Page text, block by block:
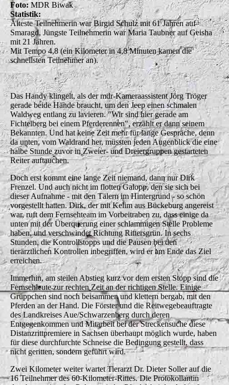
Foto: MDR Biwak
Statistik:
Älteste Teilnehmerin war Birgid Schulz mit 61 Jahren auf
Smaragd, Jüngste Teilnehmerin war Maria Taubner auf Geisha
mit 21 Jahren.
Mit Tempo 4,8 (ein Kilometer in 4,8 Minuten kamen die
schnellsten Teilnehmer an).
Das Handy klingelt, als der mdr-Kameraassistent Jörg Tröger
gerade beide Hände braucht, um den Jeep einen schmalen
Waldweg entlang zu lavieren. "Wir sind hier gerade am
Fichtelberg bei einem Pferderennen", erzählt er dann seinem
Bekannten. Und hat keine Zeit mehr für lange Gespräche, denn
da unten, vom Waldrand her, müssten jeden Augenblick die eine
halbe Stunde zuvor in Zweier- und Dreiergruppen gestarteten
Reiter auftauchen.
Doch erst kommt eine lange Zeit niemand, dann nur Dirk
Frenzel. Und auch nicht im flotten Galopp, den sie sich bei
dieser Aufnahme - mit den Tälern im Hintergrund - so schön
vorgestellt hatten. Dirk, der mit Kelim aus Bückeburg angereist
war, ruft dem Fernsehteam im Vorbeitraben zu, dass einige da
unten mit der Überquerung einer schlammigen Stelle Probleme
haben, und verschwindet Richtung Rittersgrün. In sechs
Stunden, die Kontrollstopps und die Pausen bei den
tierärztlichen Kontrollen inbegriffen, wird er am Ende das Ziel
erreichen.
Immerhin, am steilen Abstieg kurz vor dem ersten Stopp sind die
Fernsehleute zur rechten Zeit an der richtigen Stelle. Einige
Grüppchen sind noch beisammen und klettern bergab, mit den
Pferden an der Hand. Die Förster und die Reitwegebeauftragte
des Landkreises Aue/Schwarzenberg durch deren
Entgegenkommen und Mitarbeit bei der Streckensuche diese
Distanzrittpremiere in Sachsen überhaupt möglich wurde, haben
für diese durchfurchte Schneise die Bedingung gestellt, dass
nicht geritten, sondern geführt wird.
Zwei Kilometer weiter wartet Tierarzt Dr. Dieter Soller auf die
16 Teilnehmer des 60-Kilometer-Rittes. Die Protokollantin